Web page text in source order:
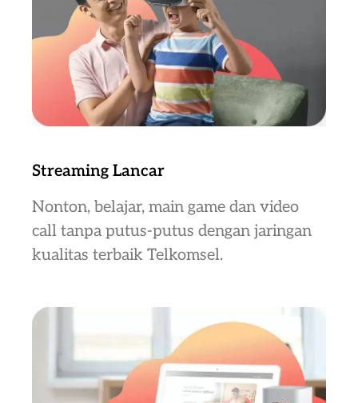
Streaming Lancar
Nonton, belajar, main game dan video
call tanpa putus-putus dengan jaringan
kualitas terbaik Telkomsel.